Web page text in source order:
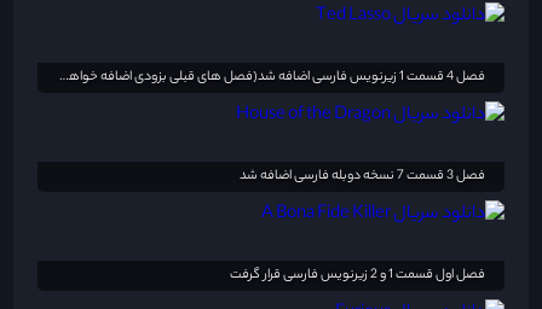
فصل 4 قسمت 1 زیرنویس فارسی اضافه شد(فصل های قبلی بزودی اضافه خواهد شد)
فصل 3 قسمت 7 نسخه دوبله فارسی اضافه شد
فصل اول قسمت 1 و 2 زیرنویس فارسی قرار گرفت